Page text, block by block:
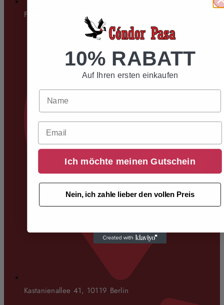
Freitag - Samstag 11:00 - 21:00 Uhr
Kastanienallee 41, 10119 Berlin
10% RABATT
Auf Ihren ersten einkaufen
Email
Ich möchte meinen Gutschein
Nein, ich zahle lieber den vollen Preis